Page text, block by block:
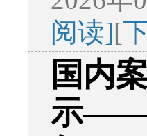
阅读][
国内
示——